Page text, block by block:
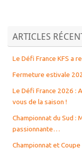
ARTICLES
Le Défi France KFS a
Fermeture estivale
Le Défi France 2026 :
vous de la saison !
Championnat du Sud :
passionnante…
Championnat et Coupe